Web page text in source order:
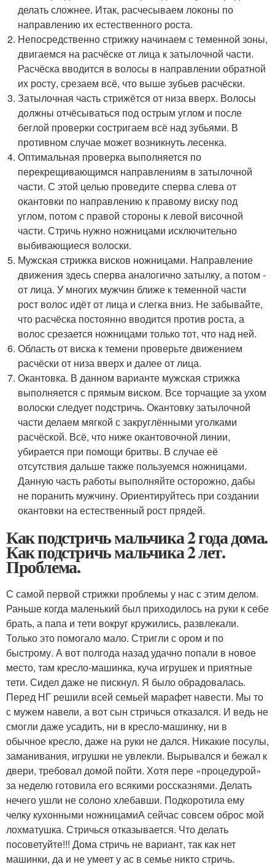
делать сложнее. Итак, расчесываем локоны по
направлению их естественного роста.
Непосредственно стрижку начинаем с теменной зоны,
двигаемся на расчёске от лица к затылочной части.
Расчёска вводится в волосы в направлении обратной
их росту, срезаем всё, что выше зубьев расчёски.
Затылочная часть стрижётся от низа вверх. Волосы
должны отчёсываться под острым углом и после
беглой проверки состригаем всё над зубьями. В
противном случае может возникнуть лесенка.
Оптимальная проверка выполняется по
перекрещивающимся направлениям в затылочной
части. С этой целью проведите сперва слева от
окантовки по направлению к правому виску под
углом, потом с правой стороны к левой височной
части. Стричь нужно ножницами исключительно
выбивающиеся волоски.
Мужская стрижка висков ножницами. Направление
движения здесь сперва аналогично затылку, а потом -
от лица. У многих мужчин ближе к теменной части
рост волос идёт от лица и слегка вниз. Не забывайте,
что расчёска постоянно вводится против роста, а
волос срезается ножницами только тот, что над ней.
Область от виска к темени проверьте движением
расчёски от низа вверх и далее от лица.
Окантовка. В данном варианте мужская стрижка
выполняется с прямым виском. Все торчащие за ухом
волоски следует подстричь. Окантовку затылочной
части делаем мягкой с закруглёнными уголками
расчёской. Всё, что ниже окантовочной линии,
убирается при помощи бритвы. В случае её
отсутствия дальше также пользуемся ножницами.
Данную часть работы выполняйте осторожно, дабы
не поранить мужчину. Ориентируйтесь при создании
окантовки на естественный рост прядей.
Как подстричь мальчика 2 года дома.
Как подстричь мальчика 2 лет.
Проблема.
С самой первой стрижки проблемы у нас с этим делом.
Раньше когда маленький был приходилось на руки к себе
брать, а папа и тети вокруг кружились, развлекали.
Только это помогало мало. Стригли с ором и по
быстрому. А вот полгода назад удачно попали в новое
место, там кресло-машинка, куча игрушек и приятные
тети. Сидел даже не пискнул. Я было обрадовалась.
Перед НГ решили всей семьей марафет навести. Мы то
с мужем навели, а вот сын стричься отказался. И ведь не
смогли даже усадить, ни в кресло-машинку, ни в
обычное кресло, даже на руки не дался. Никакие посулы,
заманивания, игрушки не увлекли. Вырывался и бежал к
двери, требовал домой пойти. Хотя пере «процедурой»
за неделю готовила его всякими россказнями. Делать
нечего ушли не солоно хлебавши. Подкоротила ему
челку кухонными ножницамиА сейчас совсем оброс мой
лохматушка. Стричься отказывается. Что делать
посоветуйте!!! Дома стричь не вариант, так как нет
машинки, да и не умеет у ас в семье никто стричь.